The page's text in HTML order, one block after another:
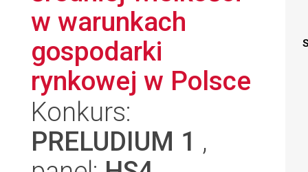
w warunkach
gospodarki
rynkowej w Polsce
Konkurs:
PRELUDIUM 1 ,